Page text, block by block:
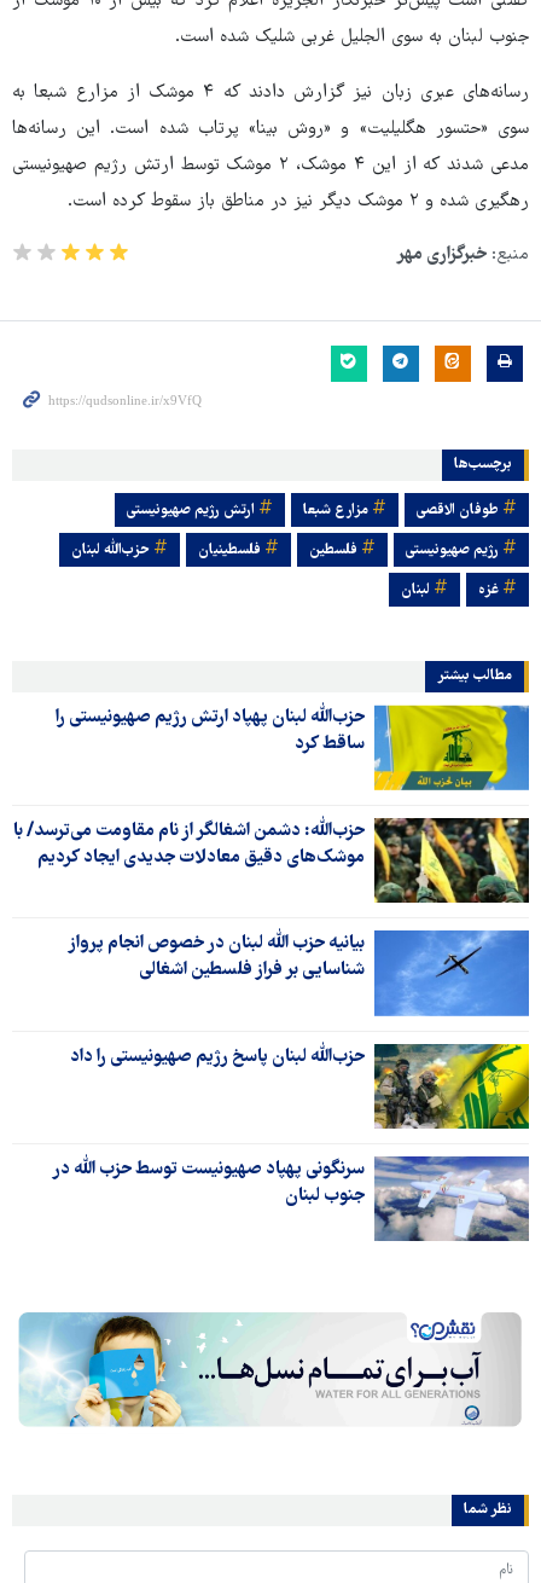
جنوب لبنان به سوی الجلیل غربی شلیک شده است.
رسانه‌های عبری زبان نیز گزارش دادند که ۴ موشک از مزارع شبعا به
سوی «حتسور هگلیلیت» و «روش بینا» پرتاب شده است. این رسانه‌ها
مدعی شدند که از این ۴ موشک، ۲ موشک توسط ارتش رژیم صهیونیستی
رهگیری شده و ۲ موشک دیگر نیز در مناطق باز سقوط کرده است.
منبع: خبرگزاری مهر
برچسب‌ها
طوفان الاقصی مزارع شبعا
ارتش رژیم صهیونیستی
رژیم صهیونیستی
فلسطین فلسطینیان
حزب‌الله لبنان
غزه
لبنان
مطالب بیشتر
حزب‌الله لبنان پهپاد ارتش رژیم صهیونیستی را
ساقط کرد
حزب‌الله: دشمن اشغالگر از نام مقاومت می‌ترسد/ با
موشک‌های دقیق معادلات جدیدی ایجاد کردیم
بیانیه حزب الله لبنان در خصوص انجام پرواز
شناسایی بر فراز فلسطین اشغالی
حزب‌الله لبنان پاسخ رژیم صهیونیستی را داد
سرنگونی پهپاد صهیونیست توسط حزب الله در
جنوب لبنان
نظر شما